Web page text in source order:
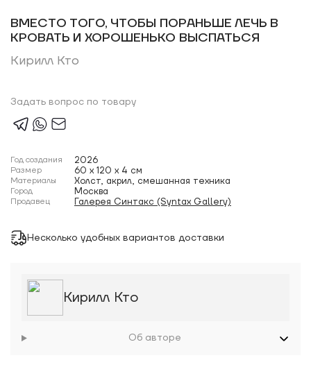
ВМЕСТО ТОГО, ЧТОБЫ ПОРАНЬШЕ ЛЕЧЬ В
КРОВАТЬ И ХОРОШЕНЬКО ВЫСПАТЬСЯ
Кирилл Кто
Задать вопрос по товару
Год создания 2026
Размер 60 x 120 x 4 см
Материалы Холст, акрил, смешанная техника
Город Москва
Продавец Галерея Синтакс (Syntax Gallery)
Несколько удобных вариантов доставки
Кирилл Кто
Об авторе